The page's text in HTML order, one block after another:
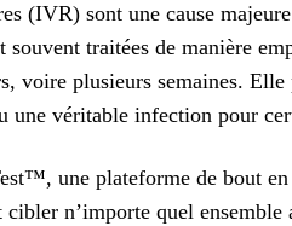
(IVR) sont une cause
traitées de manière
voire plusieurs semaines.
véritable infection pour
une plateforme de bout
n’importe quel